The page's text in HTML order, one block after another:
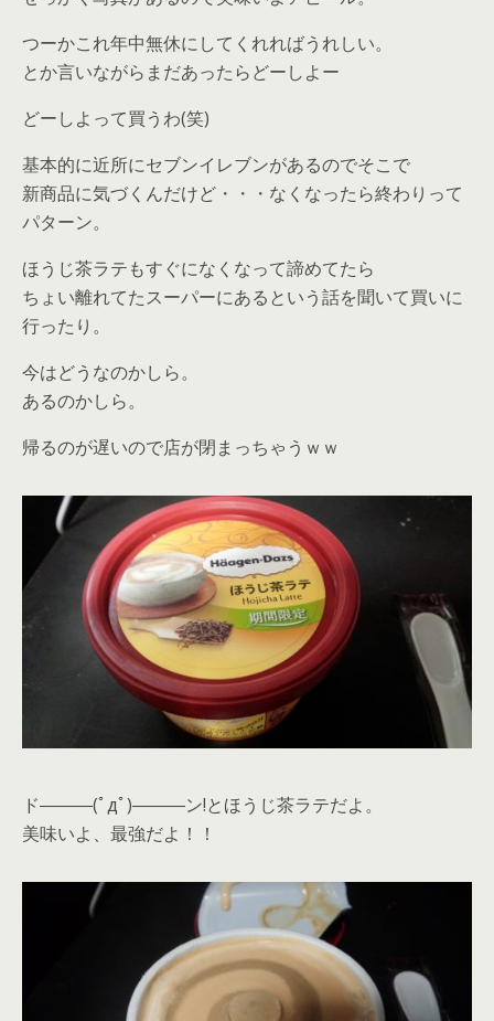
つーかこれ年中無休にしてくれればうれしい。
とか言いながらまだあったらどーしよー
どーしよって買うわ(笑)
基本的に近所にセブンイレブンがあるのでそこで
新商品に気づくんだけど・・・なくなったら終わりって
パターン。
ほうじ茶ラテもすぐになくなって諦めてたら
ちょい離れてたスーパーにあるという話を聞いて買いに
行ったり。
今はどうなのかしら。
あるのかしら。
帰るのが遅いので店が閉まっちゃうｗｗ
ド―――(ﾟдﾟ)―――ン!とほうじ茶ラテだよ。
美味いよ、最強だよ！！